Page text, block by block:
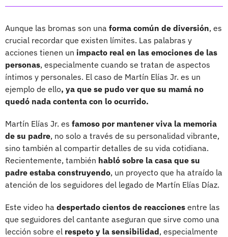
Aunque las bromas son una forma común de diversión, es
crucial recordar que existen límites. Las palabras y
acciones tienen un impacto real en las emociones de las
personas, especialmente cuando se tratan de aspectos
íntimos y personales. El caso de Martín Elías Jr. es un
ejemplo de ello, ya que se pudo ver que su mamá no
quedó nada contenta con lo ocurrido.
Martín Elías Jr. es famoso por mantener viva la memoria
de su padre, no solo a través de su personalidad vibrante,
sino también al compartir detalles de su vida cotidiana.
Recientemente, también habló sobre la casa que su
padre estaba construyendo, un proyecto que ha atraído la
atención de los seguidores del legado de Martín Elías Díaz.
Este video ha despertado cientos de reacciones entre las
que seguidores del cantante aseguran que sirve como una
lección sobre el respeto y la sensibilidad, especialmente